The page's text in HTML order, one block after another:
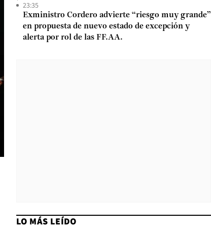
23:35
Exministro Cordero advierte “riesgo muy grande”
en propuesta de nuevo estado de excepción y
alerta por rol de las FF.AA.
LO MÁS LEÍDO